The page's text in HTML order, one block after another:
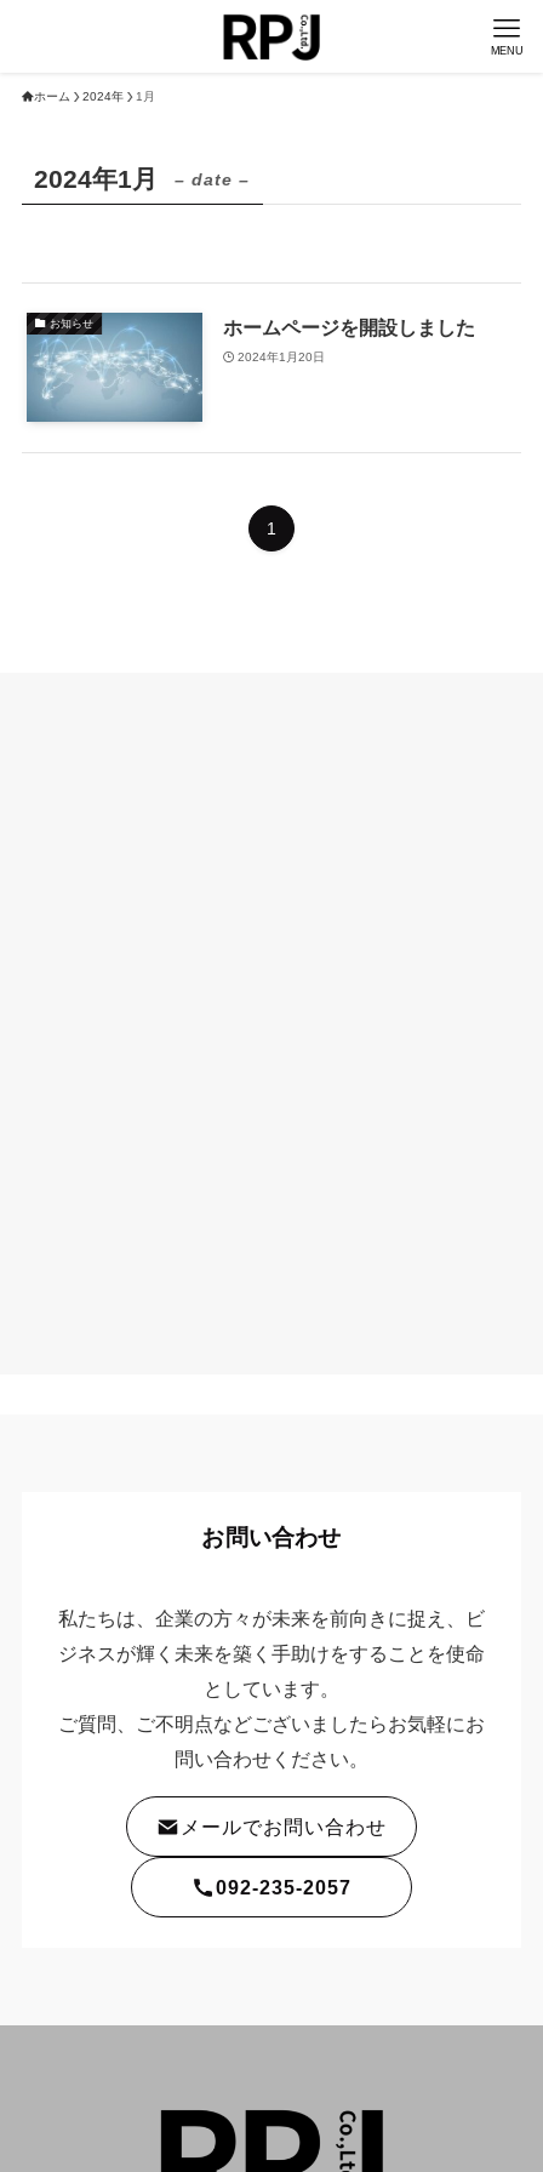
MENU
ホーム 2024年 1月
2024年1月 – date –
お知らせ ホームページを開設しました
2024年1月20日
1
お問い合わせ
私たちは、企業の方々が未来を前向きに捉え、ビ
ジネスが輝く未来を築く手助けをすることを使命
としています。
ご質問、ご不明点などございましたらお気軽にお
問い合わせください。
メールでお問い合わせ
092-235-2057